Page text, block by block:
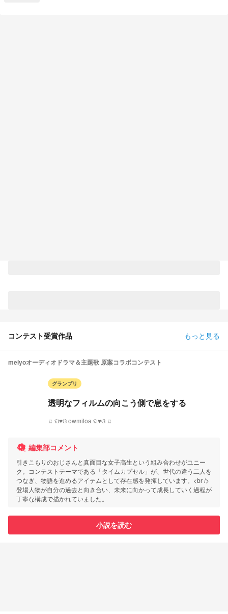
コンテスト受賞作品 もっと見る
meiyoオーディオドラマ＆主題歌 原案コラボコンテスト
グランプリ
透明なフィルムの向こう側で息をする
♖ ଘ♥ଓ owmitoa ଘ♥ଓ ♖
編集部コメント
引きこもりのおじさんと真面目な女子高生という組み合わせがユニー
ク。コンテストテーマである「タイムカプセル」が、世代の違う二人を
つなぎ、物語を進めるアイテムとして存在感を発揮しています。<br />
登場人物が自分の過去と向き合い、未来に向かって成長していく過程が
丁寧な構成で描かれていました。
小説を読む